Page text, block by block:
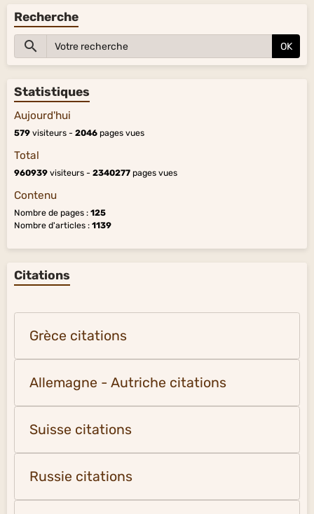
Recherche
OK
Statistiques
Aujourd'hui
579 visiteurs - 2046 pages vues
Total
960939 visiteurs - 2340277 pages vues
Contenu
Nombre de pages : 125
Nombre d'articles : 1139
Citations
Grèce citations
Allemagne - Autriche citations
Suisse citations
Russie citations